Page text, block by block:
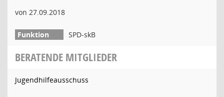
von 27.09.2018
SPD-skB
BERATENDE MITGLIEDER
Jugendhilfeausschuss